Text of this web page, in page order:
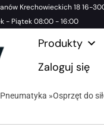
Krechowieckich 18 16-
- Piątek 08:00 - 16:00
Produkty
Zaloguj się
Pneumatyka »Osprzęt do